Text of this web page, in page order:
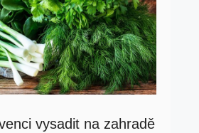
vysadit na zahradě